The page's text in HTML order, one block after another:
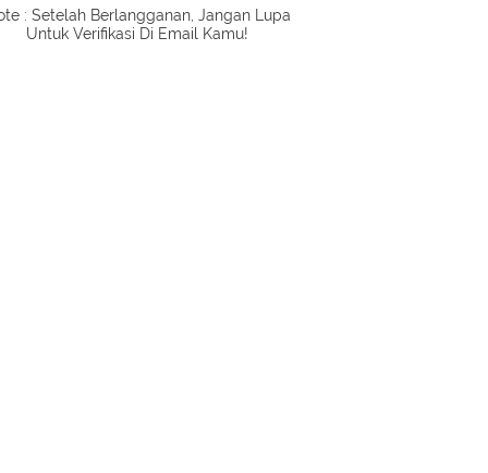
: Setelah Berlangganan, Jangan Lupa
Untuk Verifikasi Di Email Kamu!